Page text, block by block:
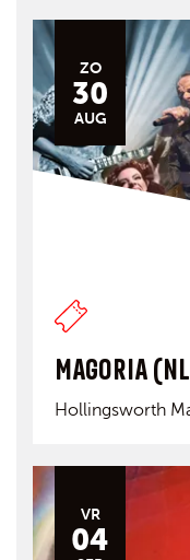
ZO
30
AUG
MAGORIA
Hollingsworth
VR
04